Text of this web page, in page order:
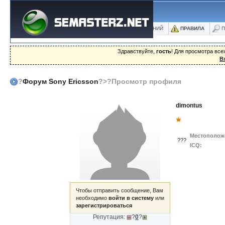
ФОРУМ БЛОГИ ФОТО БАЗА ЗНАНИЙ ПРАВИЛА
Здравствуйте, гость! Для просмотра
?Форум Sony Ericsson?>?Просмотр профиля
Чтобы отправить сообщение, Вам
необходимо войти в систему или
зарегистрироваться
Репутация: ?0?
dimontus
???
ICQ: